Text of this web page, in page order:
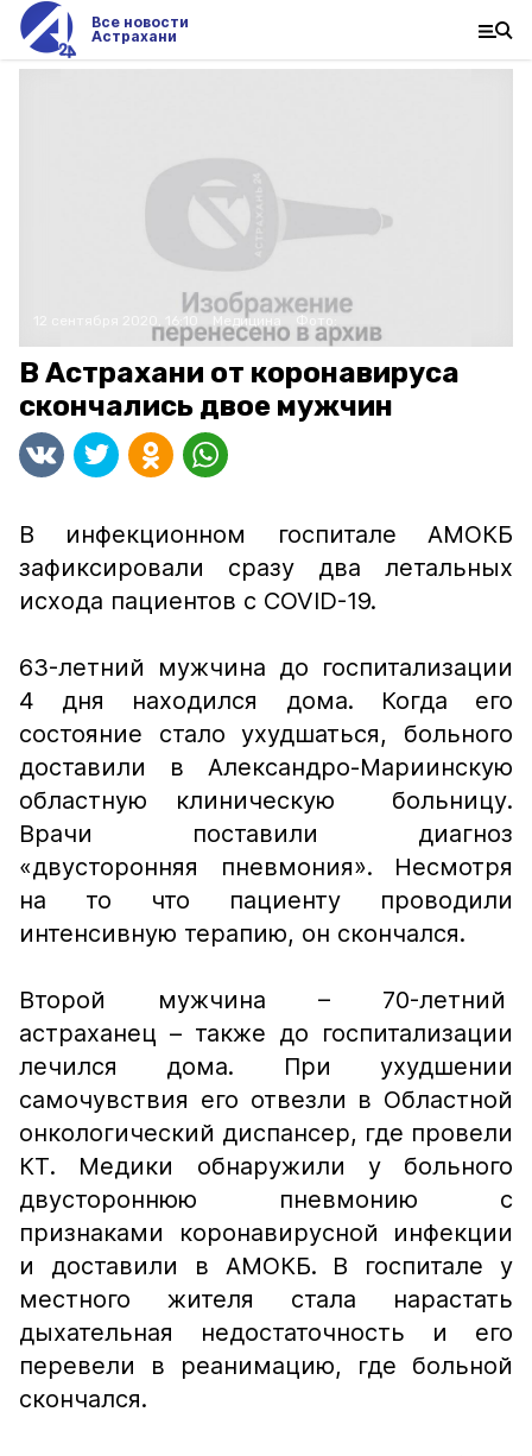
Все новости
Астрахани
12 сентября 2020, 16:10 Медицина Фото:
В Астрахани от коронавируса
скончались двое мужчин
В инфекционном госпитале АМОКБ
зафиксировали сразу два летальных
исхода пациентов с COVID-19.
63-летний мужчина до госпитализации
4 дня находился дома. Когда его
состояние стало ухудшаться, больного
доставили в Александро-Мариинскую
областную клиническую больницу.
Врачи поставили диагноз
«двусторонняя пневмония». Несмотря
на то что пациенту проводили
интенсивную терапию, он скончался.
Второй мужчина – 70-летний
астраханец – также до госпитализации
лечился дома. При ухудшении
самочувствия его отвезли в Областной
онкологический диспансер, где провели
КТ. Медики обнаружили у больного
двустороннюю пневмонию с
признаками коронавирусной инфекции
и доставили в АМОКБ. В госпитале у
местного жителя стала нарастать
дыхательная недостаточность и его
перевели в реанимацию, где больной
скончался.